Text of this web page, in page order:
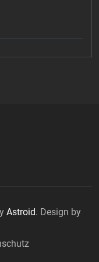
Astroid. Design by